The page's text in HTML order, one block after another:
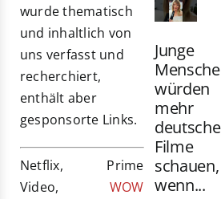
wurde thematisch
und inhaltlich von
uns verfasst und
recherchiert,
enthält aber
gesponsorte Links.
Netflix, Prime
Video, WOW
Junge
würden
mehr
deutsche
Filme
schauen,
wenn...